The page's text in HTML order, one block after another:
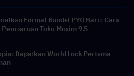
Format Bundel PYO Baru: Cara
Toko Musim 9.5
Dapatkan World Lock Pertama